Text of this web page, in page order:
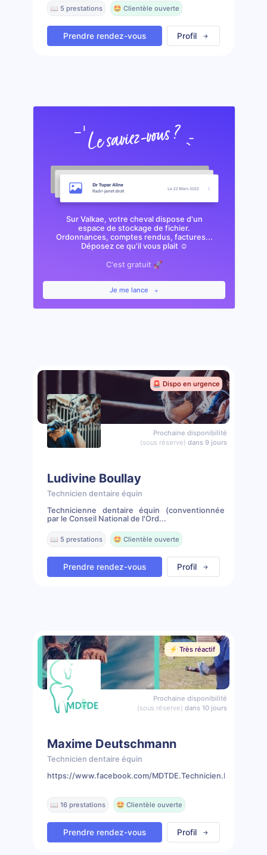
📖 5 prestations 🤩 Clientèle ouverte
Prendre rendez-vous Profil
Sur Valkae, votre cheval dispose d'un
espace de stockage de fichier.
Ordonnances, comptes rendus, factures...
Déposez ce qu'il vous plait ☺️
C'est gratuit 🚀
Je me lance
🚨 Dispo en urgence
Prochaine disponibilité
(sous réserve) dans 9 jours
Ludivine Boullay
Technicien dentaire équin
Technicienne dentaire équin (conventionnée
par le Conseil National de l'Ord...
📖 5 prestations 🤩 Clientèle ouverte
Prendre rendez-vous Profil
⚡️ Très réactif
Prochaine disponibilité
(sous réserve) dans 10 jours
Maxime Deutschmann
Technicien dentaire équin
https://www.facebook.com/
📖 16 prestations 🤩 Clientèle ouverte
Prendre rendez-vous Profil